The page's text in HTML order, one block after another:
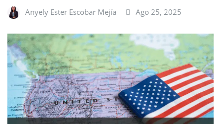
Anyely Ester Escobar Mejía Ago 25, 2025